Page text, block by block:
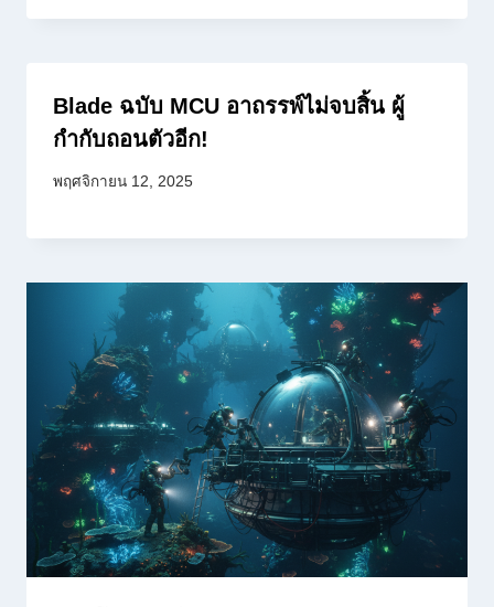
Blade ฉบับ MCU อาถรรพ์ไม่จบสิ้น ผู้
กำกับถอนตัวอีก!
พฤศจิกายน 12, 2025